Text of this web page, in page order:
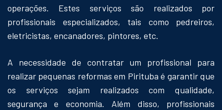
operações. Estes serviços são realizados por
profissionais especializados, tais como pedreiros,
eletricistas, encanadores, pintores, etc.
A necessidade de contratar um profissional para
realizar pequenas reformas em Pirituba é garantir que
os serviços sejam realizados com qualidade,
segurança e economia. Além disso, profissionais